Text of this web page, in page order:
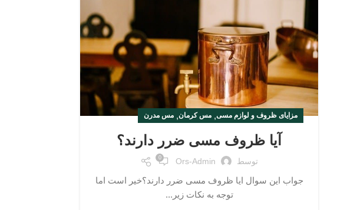
مزایای ظروف و لوازم مسی, مس کرمان, مس مدرن
آیا ظروف مسی ضرر دارند؟
توسط Ors-Admin
0
جواب این سوال ایا ظروف مسی ضرر دارند؟خیر است اما
توجه به نکات زیر...